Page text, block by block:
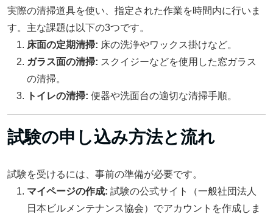
実際の清掃道具を使い、指定された作業を時間内に行いま
す。主な課題は以下の3つです。
床面の定期清掃: 床の洗浄やワックス掛けなど。
ガラス面の清掃: スクイジーなどを使用した窓ガラス
の清掃。
トイレの清掃: 便器や洗面台の適切な清掃手順。
試験の申し込み方法と流れ
試験を受けるには、事前の準備が必要です。
マイページの作成: 試験の公式サイト（一般社団法人
日本ビルメンテナンス協会）でアカウントを作成しま